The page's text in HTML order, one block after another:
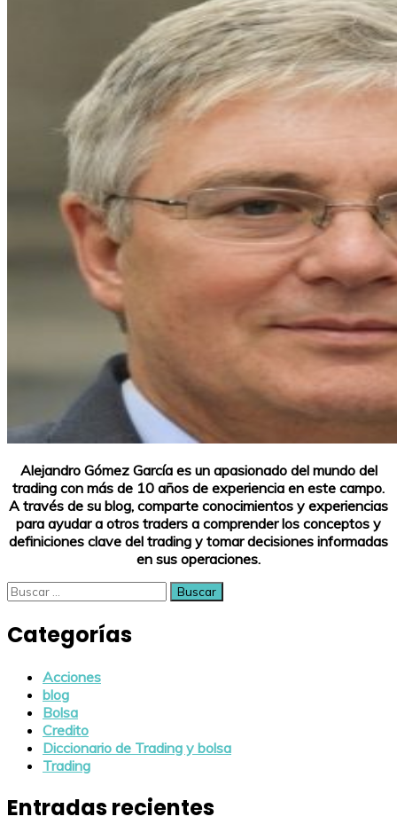
Alejandro Gómez García es un apasionado del mundo del
trading con más de 10 años de experiencia en este campo.
A través de su blog, comparte conocimientos y experiencias
para ayudar a otros traders a comprender los conceptos y
definiciones clave del trading y tomar decisiones informadas
en sus operaciones.
Buscar:
Categorías
Acciones
blog
Bolsa
Credito
Diccionario de Trading y bolsa
Trading
Entradas recientes